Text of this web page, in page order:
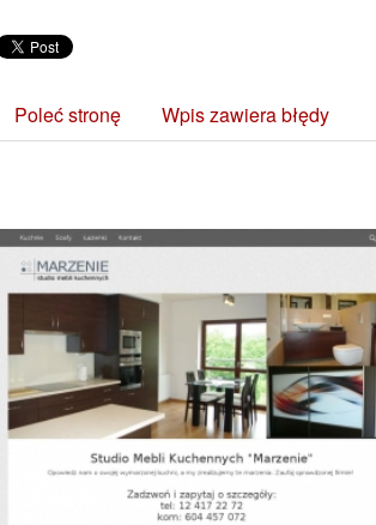
Poleć stronę Wpis zawiera błędy